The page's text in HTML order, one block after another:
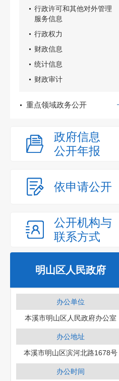
行政许可和其他对外管理
服务信息
行政权力
财政信息
统计信息
财政审计
重点领域政务公开
政府信息
公开年报
依申请公开
公开机构与
联系方式
明山区人民政府
办公单位
本溪市明山区人民政府办公室
办公地址
本溪市明山区滨河北路1678号
办公时间